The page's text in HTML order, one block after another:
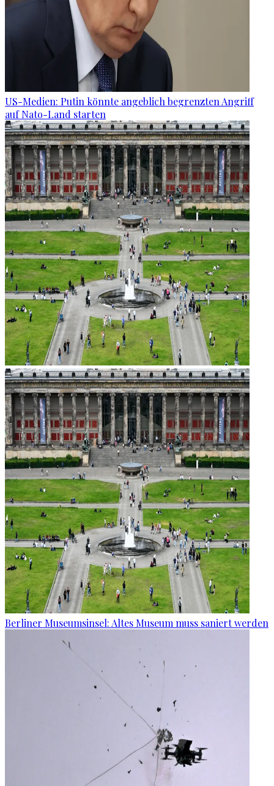
US-Medien: Putin könnte angeblich begrenzten Angriff
auf Nato-Land starten
Berliner Museumsinsel: Altes Museum muss saniert werden